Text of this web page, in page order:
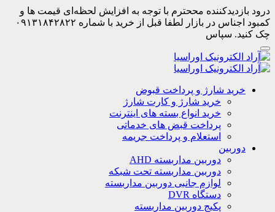
درود بازدیدکننده مححترم با توجه به افزایش لحظه‌ای قیمت ها و
کمبود اجناس در بازار لطفا قبل از خرید با شماره ۰۹۱۳۱۸۴۲۸۲۲
چک کنید. سپاس
خرید شارژ و پرداخت قبوض
خرید شارژ و کارت شارژ
خرید انواع بسته های اینترنت
پرداخت قبض های خدماتی
استعلام و پرداخت جریمه
دوربین
دوربین مداربسته AHD
دوربین مداربسته تحت شبکه
لوازم جانبی دوربین مداربسته
دستگاه DVR
پکیج دوربین مداربسته